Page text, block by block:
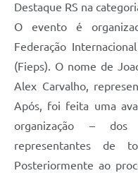
COPIR - Coordenadoria de
Galeria de Fotos
Contratos
Notícias
Galeria de Vídeos
Destaque RS na
O evento é
Federação
(Fieps). O nome de
Alex Carvalho,
Após, foi feita uma
organização – dos
representantes de
Posteriormente ao